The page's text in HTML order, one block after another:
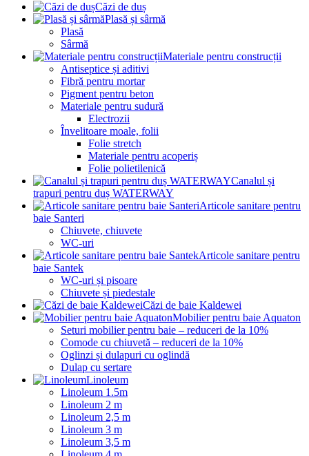
Căzi de duș
Plasă și sârmă
Plasă
Sârmă
Materiale pentru construcții
Antiseptice și aditivi
Fibră pentru mortar
Pigment pentru beton
Materiale pentru sudură
Electrozii
Învelitoare moale, folii
Folie stretch
Materiale pentru acoperiș
Folie polietilenică
Canalul și
trapuri pentru duș WATERWAY
Articole sanitare pentru
baie Santeri
Chiuvete, chiuvete
WC-uri
Articole sanitare pentru
baie Santek
WC-uri și pisoare
Chiuvete și piedestale
Căzi de baie Kaldewei
Mobilier pentru baie Aquaton
Seturi mobilier pentru baie – reduceri de la 10%
Comode cu chiuvetă – reduceri de la 10%
Oglinzi și dulapuri cu oglindă
Dulap cu sertare
Linoleum
Linoleum 1.5m
Linoleum 2 m
Linoleum 2,5 m
Linoleum 3 m
Linoleum 3,5 m